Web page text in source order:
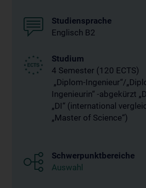
Studiensprache
Englisch B2
Studium
4 Semester (120 ECTS)
„Diplom-Ingenieur“/
Ingenieurin“ -abgekürzt
„DI“ (international
„Master of Science“)
Schwerpunktbereiche
Auswahl